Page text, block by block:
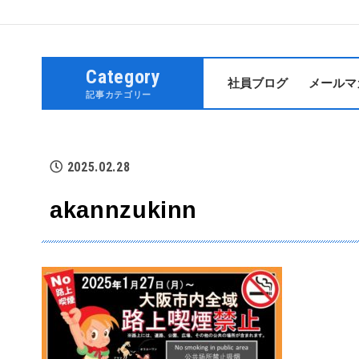
Category
記事カテゴリー
社員ブログ メール
2025.02.28
akannzukinn